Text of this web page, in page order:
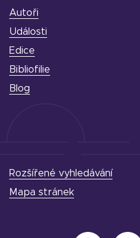
Autoři
Události
Edice
Bibliofilie
Blog
Rozšířené vyhledávání
Mapa stránek